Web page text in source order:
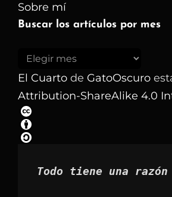
Sobre mí
Buscar los artículos por mes
Buscar
los
artículos
por
mes
El Cuarto de GatoOscuro
Attribution-ShareAlike 4.0
Todo tiene una